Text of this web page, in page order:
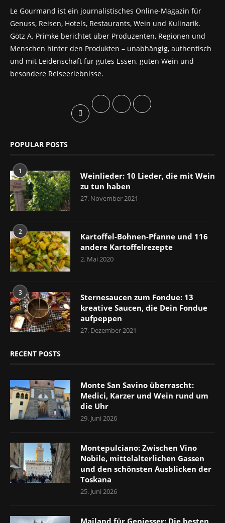
Le Gourmand ist ein journalistisches Online-Magazin für
Genuss, Reisen, Hotels, Restaurants, Wein und Kulinarik.
Götz A. Primke berichtet über Produzenten, Regionen und
Menschen hinter den Produkten – unabhängig, authentisch
und mit Leidenschaft für gutes Essen, guten Wein und
besondere Reiseerlebnisse.
POPULAR POSTS
1
Weinlieder: 10 Lieder, die mit Wein
zu tun haben
27. November 2021
2
Kartoffel-Bohnen-Pfanne und 116
andere Kartoffelrezepte
2. Mai 2020
3
Sternesaucen zum Fondue: 13
kreative Saucen, die Dein Fondue
aufpeppen
27. Dezember 2021
RECENT POSTS
Monte San Savino überrascht:
Medici, Karzer und Wein rund um
die Uhr
29. Juni 2026
Montepulciano: Zwischen Vino
Nobile, mittelalterlichen Gassen
und den schönsten Ausblicken der
Toskana
25. Juni 2026
Mailand für Geniesser: Die besten